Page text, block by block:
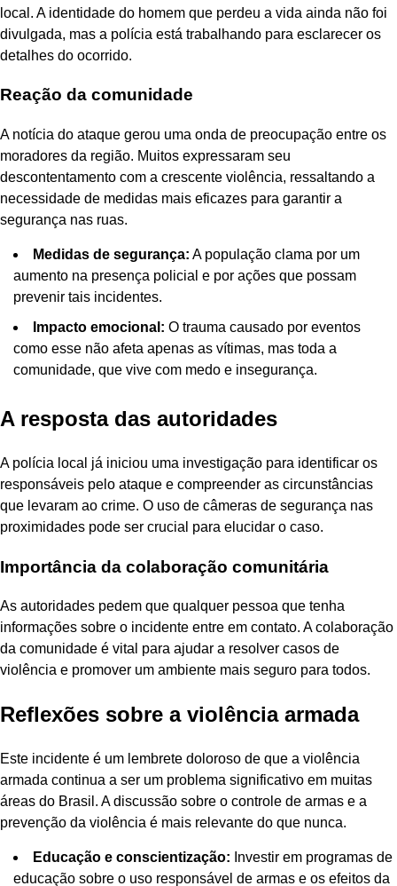
local. A identidade do homem que perdeu a vida ainda não foi
divulgada, mas a polícia está trabalhando para esclarecer os
detalhes do ocorrido.
Reação da comunidade
A notícia do ataque gerou uma onda de preocupação entre os
moradores da região. Muitos expressaram seu
descontentamento com a crescente violência, ressaltando a
necessidade de medidas mais eficazes para garantir a
segurança nas ruas.
Medidas de segurança: A população clama por um
aumento na presença policial e por ações que possam
prevenir tais incidentes.
Impacto emocional: O trauma causado por eventos
como esse não afeta apenas as vítimas, mas toda a
comunidade, que vive com medo e insegurança.
A resposta das autoridades
A polícia local já iniciou uma investigação para identificar os
responsáveis pelo ataque e compreender as circunstâncias
que levaram ao crime. O uso de câmeras de segurança nas
proximidades pode ser crucial para elucidar o caso.
Importância da colaboração comunitária
As autoridades pedem que qualquer pessoa que tenha
informações sobre o incidente entre em contato. A colaboração
da comunidade é vital para ajudar a resolver casos de
violência e promover um ambiente mais seguro para todos.
Reflexões sobre a violência armada
Este incidente é um lembrete doloroso de que a violência
armada continua a ser um problema significativo em muitas
áreas do Brasil. A discussão sobre o controle de armas e a
prevenção da violência é mais relevante do que nunca.
Educação e conscientização: Investir em programas de
educação sobre o uso responsável de armas e os efeitos da